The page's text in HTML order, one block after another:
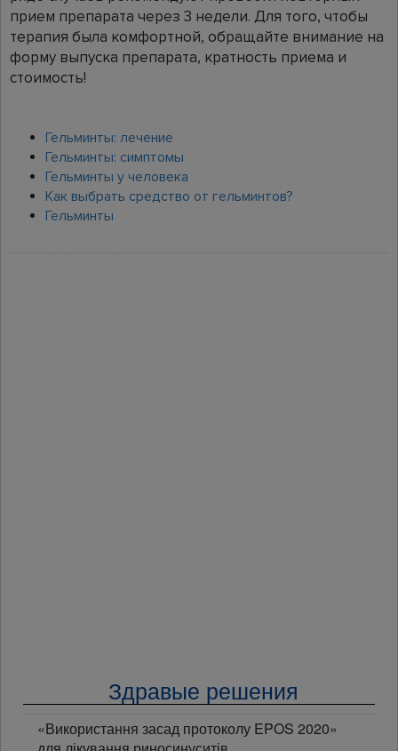
прием препарата через 3 недели. Для того, чтобы
терапия была комфортной, обращайте внимание на
форму выпуска препарата, кратность приема и
стоимость!
Гельминты: лечение
Гельминты: симптомы
Гельминты у человека
Как выбрать средство от гельминтов?
Гельминты
Здравые решения
«Використання засад протоколу EPOS 2020»